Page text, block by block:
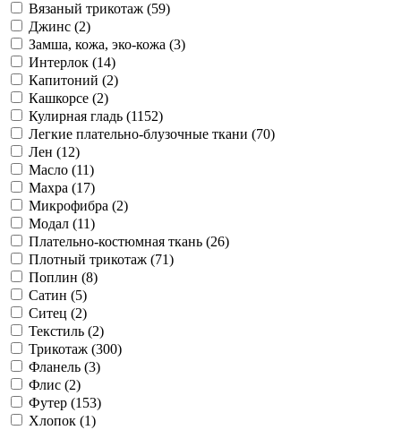
Вязаный трикотаж (59)
Джинс (2)
Замша, кожа, эко-кожа (3)
Интерлок (14)
Капитоний (2)
Кашкорсе (2)
Кулирная гладь (1152)
Легкие плательно-блузочные ткани (70)
Лен (12)
Масло (11)
Махра (17)
Микрофибра (2)
Модал (11)
Плательно-костюмная ткань (26)
Плотный трикотаж (71)
Поплин (8)
Сатин (5)
Ситец (2)
Текстиль (2)
Трикотаж (300)
Фланель (3)
Флис (2)
Футер (153)
Хлопок (1)